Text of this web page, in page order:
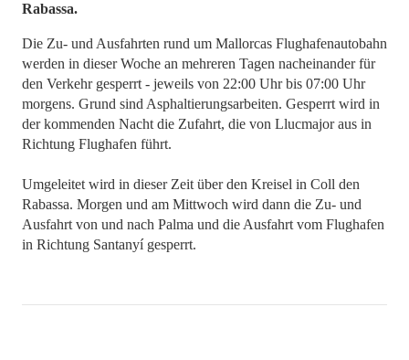
Rabassa.
Die Zu- und Ausfahrten rund um Mallorcas Flughafenautobahn
werden in dieser Woche an mehreren Tagen nacheinander für
den Verkehr gesperrt - jeweils von 22:00 Uhr bis 07:00 Uhr
morgens. Grund sind Asphaltierungsarbeiten. Gesperrt wird in
der kommenden Nacht die Zufahrt, die von Llucmajor aus in
Richtung Flughafen führt.
Umgeleitet wird in dieser Zeit über den Kreisel in Coll den
Rabassa. Morgen und am Mittwoch wird dann die Zu- und
Ausfahrt von und nach Palma und die Ausfahrt vom Flughafen
in Richtung Santanyí gesperrt.